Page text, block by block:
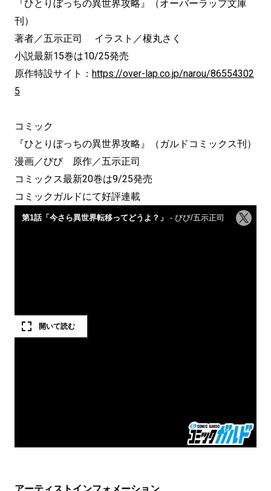
『ひとりぼっちの異世界攻略』（オーバーラップ文庫
刊）
著者／五示正司 イラスト／榎丸さく
小説最新15巻は10/25発売
原作特設サイト： https://over-lap.co.jp/narou/86554302
5
コミック
『ひとりぼっちの異世界攻略』（ガルドコミックス刊）
漫画／びび 原作／五示正司
コミックス最新20巻は9/25発売
コミックガルドにて好評連載